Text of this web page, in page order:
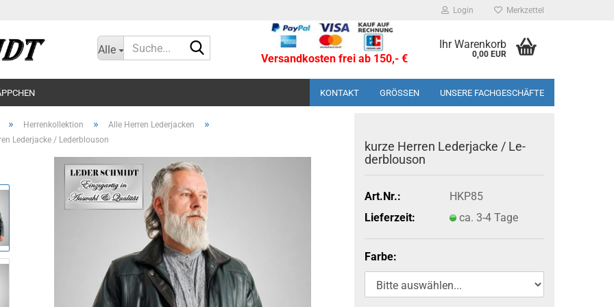
Login Merkzettel
Alle
Versandkosten frei ab 150,- €
Ihr Warenkorb
0,00 EUR
KONTAKT GRÖSSEN UNSERE FACHGESCHÄFTE
» Herrenkollektion » Alle Herren Lederjacken »
Lederjacke / Lederblouson
kurze Her­ren Le­der­ja­cke / Le­
derblou­son
Art.Nr.:
HKP85
Lieferzeit:
ca. 3-4 Tage
Farbe: